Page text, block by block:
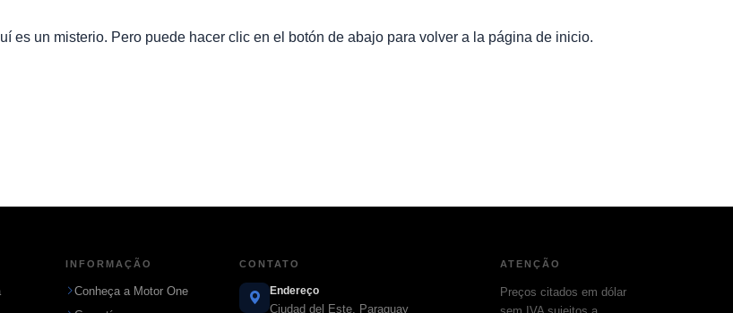
es un misterio. Pero puede hacer clic en el botón de abajo para volver a la página de inicio.
INFORMAÇÃO
Conheça a Motor One
CONTATO
Endereço
Ciudad del Este, Paraguay
ATENÇÃO
Preços citados em dólar